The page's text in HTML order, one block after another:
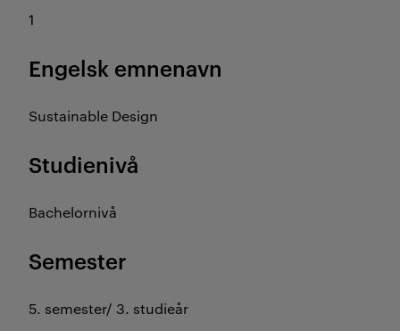
1
Engelsk emnenavn
Sustainable Design
Studienivå
Bachelornivå
Semester
5. semester/ 3. studieår